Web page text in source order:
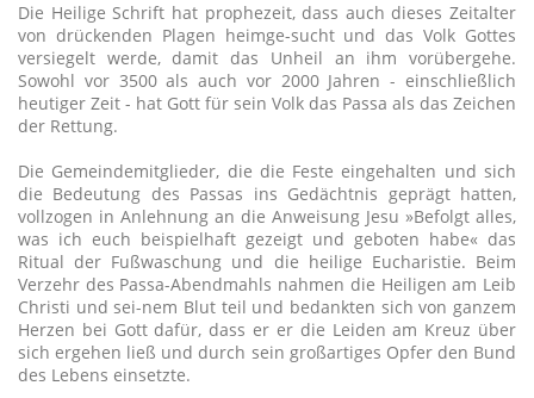
Die Heilige Schrift hat prophezeit, dass auch dieses Zeitalter
von drückenden Plagen heimge-sucht und das Volk Gottes
versiegelt werde, damit das Unheil an ihm vorübergehe.
Sowohl vor 3500 als auch vor 2000 Jahren - einschließlich
heutiger Zeit - hat Gott für sein Volk das Passa als das Zeichen
der Rettung.
Die Gemeindemitglieder, die die Feste eingehalten und sich
die Bedeutung des Passas ins Gedächtnis geprägt hatten,
vollzogen in Anlehnung an die Anweisung Jesu »Befolgt alles,
was ich euch beispielhaft gezeigt und geboten habe« das
Ritual der Fußwaschung und die heilige Eucharistie. Beim
Verzehr des Passa-Abendmahls nahmen die Heiligen am Leib
Christi und sei-nem Blut teil und bedankten sich von ganzem
Herzen bei Gott dafür, dass er er die Leiden am Kreuz über
sich ergehen ließ und durch sein großartiges Opfer den Bund
des Lebens einsetzte.